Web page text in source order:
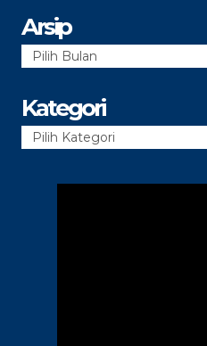
Arsip
Arsip
Kategori
Kategori